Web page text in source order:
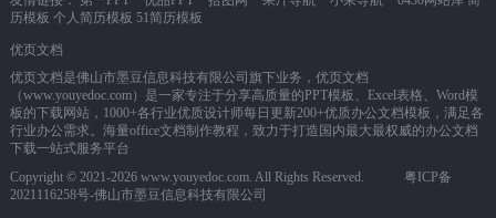
历模板 个人简历模板 51简历模板
优页文档
优页文档是佛山市墨豆信息科技有限公司旗下业务，优页文档
（www.youyedoc.com）是一家专注于分享高质量的PPT模板、Excel表格、Word模
板的下载网站，1000+各行业优质设计师每日更新200+优质办公文档模板，满足各
行业办公需求。海量office文档制作教程，致力于打造国内最大最权威的办公文档
下载一站式服务平台
Copyright © 2021-2026 www.youyedoc.com. All Rights Reserved. 粤ICP备
2021116258号-佛山市墨豆信息科技有限公司